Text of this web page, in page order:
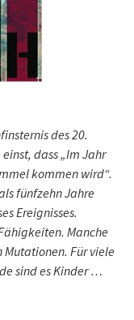
des 20.
dass „Im Jahr
kommen wird“.
fünfzehn Jahre
Ereignisses.
Manche
Mutationen. Für viele
sind es Kinder …